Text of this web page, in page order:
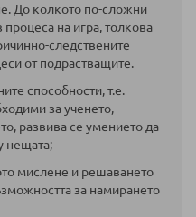
До колкото по-сложни
процеса на игра, толкова
следствените
от подрастващите.
способности, т.е.
за ученето,
развива се умението да
нещата;
мислене и решаването
за намирането